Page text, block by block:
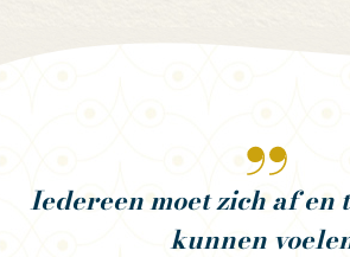
Iedereen moet zich af en
kunnen